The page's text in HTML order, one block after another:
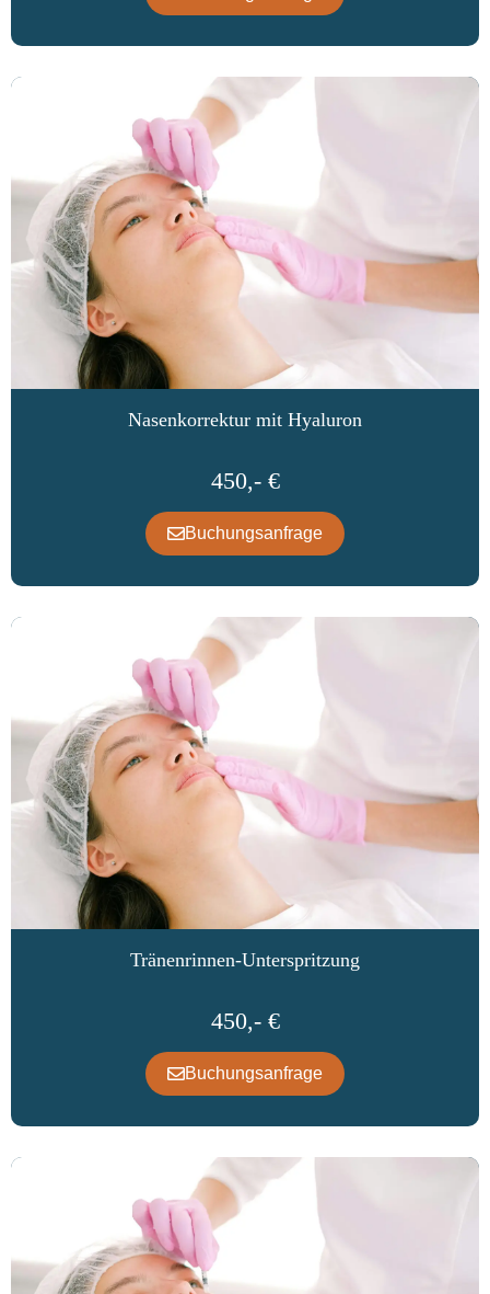
Nasenkorrektur mit Hyaluron
450,- €
Buchungsanfrage
Tränenrinnen-Unterspritzung
450,- €
Buchungsanfrage